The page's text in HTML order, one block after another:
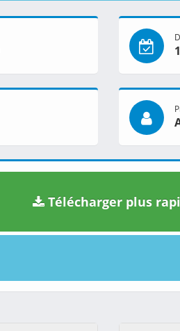
Télécharger plus